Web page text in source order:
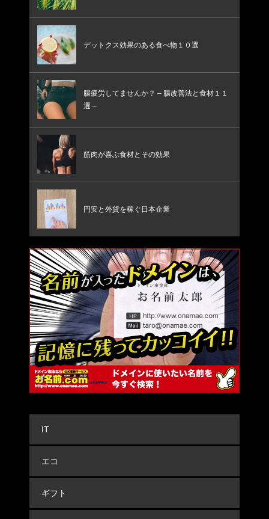
デットクス効果のある食べ物１０選
腸疲労してませんか？ – 腸改善法と食材１１
選 –
筋肉が喜ぶ食材とその効果
円安と外貨を稼ぐ日本企業
IT
エコ
ギフト